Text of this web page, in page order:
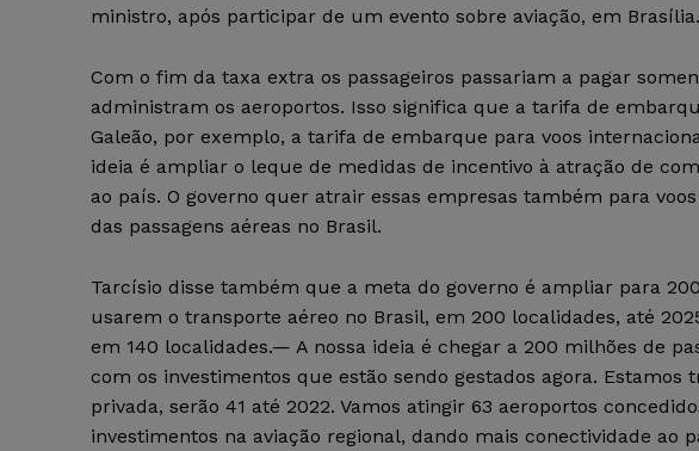
ministro, após participar de um evento sobre aviação, em Brasília.
Com o fim da taxa extra os passageiros passariam a pagar
administram os aeroportos. Isso significa que a tarifa de
Galeão, por exemplo, a tarifa de embarque para voos
ideia é ampliar o leque de medidas de incentivo à atração de
ao país. O governo quer atrair essas empresas também para
das passagens aéreas no Brasil.
Tarcísio disse também que a meta do governo é ampliar para
usarem o transporte aéreo no Brasil, em 200 localidades, até
em 140 localidades.— A nossa ideia é chegar a 200 milhões de
com os investimentos que estão sendo gestados agora.
privada, serão 41 até 2022. Vamos atingir 63 aeroportos
investimentos na aviação regional, dando mais conectividade ao